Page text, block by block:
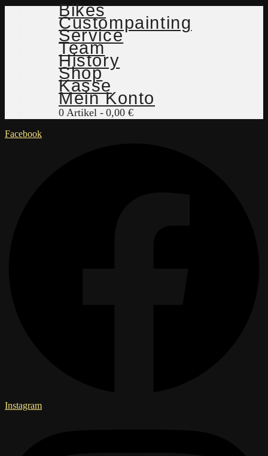
Bikes
Custompainting
Service
Team
History
Shop
Kasse
Mein Konto
0 Artikel 0,00 €
Facebook
Instagram